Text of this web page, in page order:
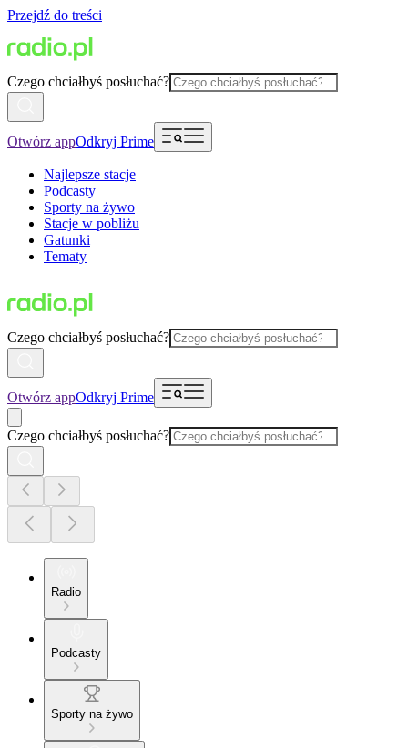
Przejdź do treści
Czego chciałbyś posłuchać?
Otwórz appOdkryj Prime
Najlepsze stacje
Podcasty
Sporty na żywo
Stacje w pobliżu
Gatunki
Tematy
Czego chciałbyś posłuchać?
Otwórz appOdkryj Prime
Czego chciałbyś posłuchać?
Radio
Podcasty
Sporty na żywo